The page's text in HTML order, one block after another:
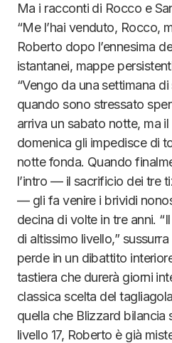
Ma i racconti di Rocco e
“Me l’hai venduto, Rocco,
Roberto dopo l’ennesima
istantanei, mappe
“Vengo da una settimana
quando sono stressato
arriva un sabato notte, ma
domenica gli impedisce di
notte fonda. Quando
l’intro — il sacrificio dei tre
— gli fa venire i brividi
decina di volte in tre anni.
di altissimo livello,”
perde in un dibattito
tastiera che durerà giorni
classica scelta del
quella che Blizzard bilancia
livello 17, Roberto è già